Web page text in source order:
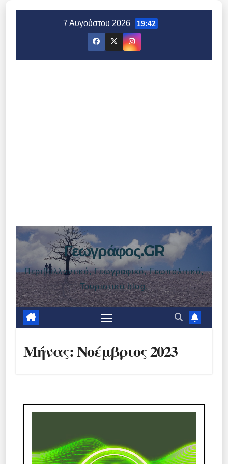
7 Αυγούστου 2026 19:42
Γεωγράφος.GR
Περιβαλλοντικό, Γεωγραφικό, Γεωπολιτικό,
Τουριστικό blog.
Μήνας:Νοέμβριος 2023